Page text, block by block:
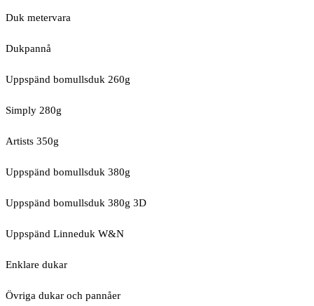
Duk metervara
Dukpannå
Uppspänd bomullsduk 260g
Simply 280g
Artists 350g
Uppspänd bomullsduk 380g
Uppspänd bomullsduk 380g 3D
Uppspänd Linneduk W&N
Enklare dukar
Övriga dukar och pannåer